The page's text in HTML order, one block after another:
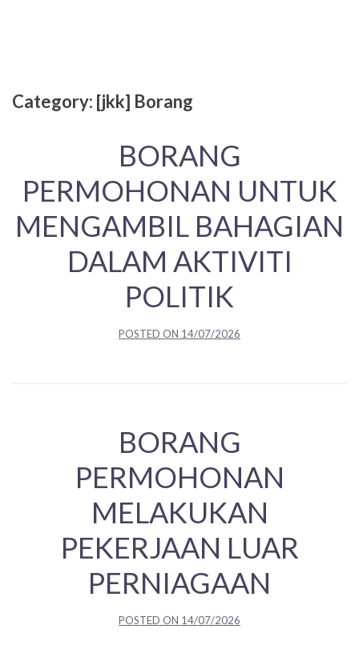
Category: [jkk] Borang
BORANG
PERMOHONAN UNTUK
MENGAMBIL BAHAGIAN
DALAM AKTIVITI
POLITIK
POSTED ON 14/07/2026
BORANG
PERMOHONAN
MELAKUKAN
PEKERJAAN LUAR
PERNIAGAAN
POSTED ON 14/07/2026